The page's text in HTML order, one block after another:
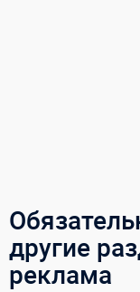
другие
реклама